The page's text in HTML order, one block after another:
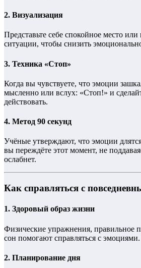
2. Визуализация
Представьте себе спокойное место
ситуации, чтобы снизить
3. Техника «Стоп»
Когда вы чувствуете, что эмоции
мысленно или вслух: «Стоп!» и
действовать.
4. Метод 90 секунд
Учёные утверждают, что эмоции
вы переждёте этот момент, не
ослабнет.
Как справляться с
1. Здоровый образ жизни
Физические упражнения, правильное
сон помогают справляться с эмоциями.
2. Планирование дня